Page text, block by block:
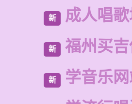
新 成人唱
新 福州买
新 学音乐